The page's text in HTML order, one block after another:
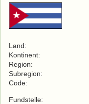
Land:
Kontinent:
Region:
Subregion:
Code:
Fundstelle: